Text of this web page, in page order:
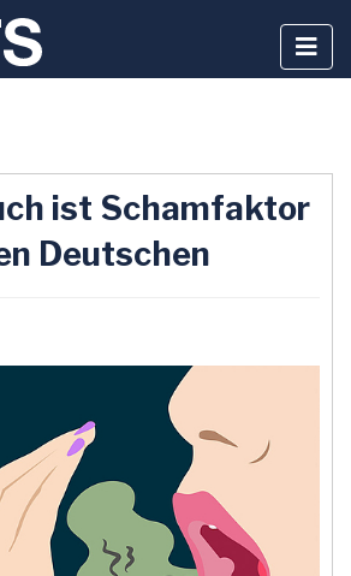
ist Schamfaktor
Deutschen